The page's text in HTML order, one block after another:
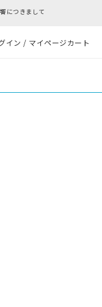
につきまして
イン / マイページカート